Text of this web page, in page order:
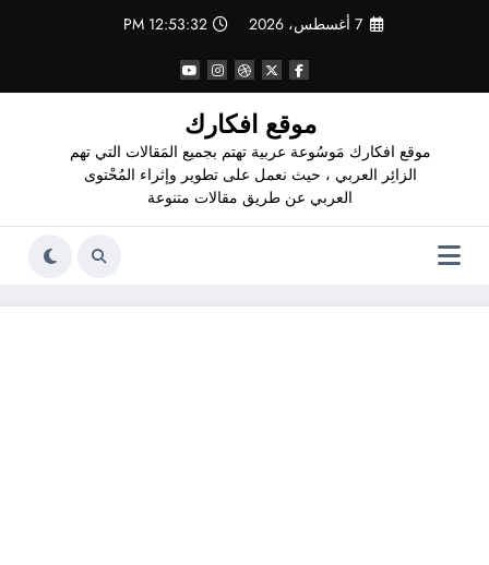
7 أغسطس، 2026 12:53:33 PM
موقع افكارك
موقع افكارك مَوسُوعة عربية تهتم بجميع المَقالات التي تهم
الزائِر العربي ، حيث نعمل على تطوير وإثراء المُحْتوى
العربي عن طريق مقالات متنوعة